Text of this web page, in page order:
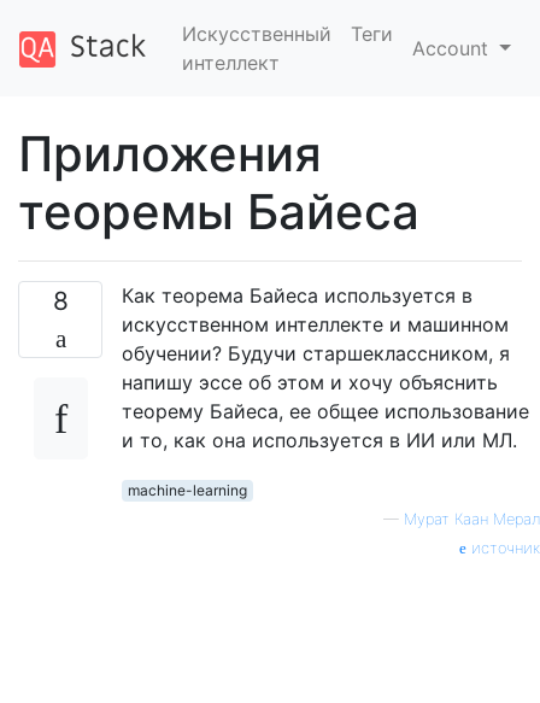
Искусственный
интеллект
Теги
Account
Приложения
теоремы Байеса
8
Как теорема Байеса используется в
искусственном интеллекте и машинном
обучении? Будучи старшеклассником, я
напишу эссе об этом и хочу объяснить
теорему Байеса, ее общее использование
и то, как она используется в ИИ или МЛ.
machine-learning
— Мурат Каан Мерал
источник